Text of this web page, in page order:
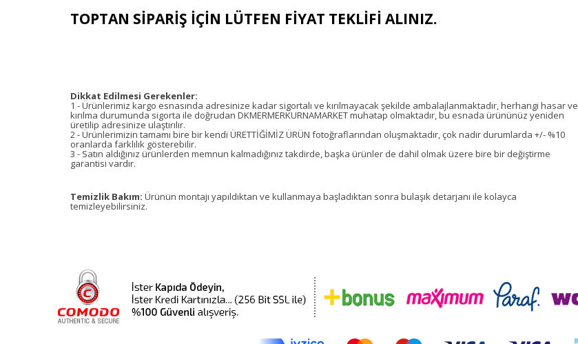
TOPTAN SİPARİŞ İÇİN LÜTFEN FİYAT TEKLİFİ ALINIZ.
Dikkat Edilmesi Gerekenler:
1 - Ürünlerimiz kargo esnasında adresinize kadar sigortalı ve kırılmayacak şekilde ambalajlanmaktadır, herhangi hasar ve
kırılma durumunda sigorta ile doğrudan DKMERMERKURNAMARKET muhatap olmaktadır, bu esnada ürününüz yeniden
üretilip adresinize ulaştırılır.
2 - Ürünlerimizin tamamı bire bir kendi ÜRETTİĞİMİZ ÜRÜN fotoğraflarından oluşmaktadır, çok nadir durumlarda +/- %10
oranlarda farklılık gösterebilir.
3 - Satın aldığınız ürünlerden memnun kalmadığınız takdirde, başka ürünler de dahil olmak üzere bire bir değiştirme
garantisi vardır.
Temizlik Bakım: Ürünün montajı yapıldıktan ve kullanmaya başladıktan sonra bulaşık detarjanı ile kolayca
temizleyebilirsiniz.